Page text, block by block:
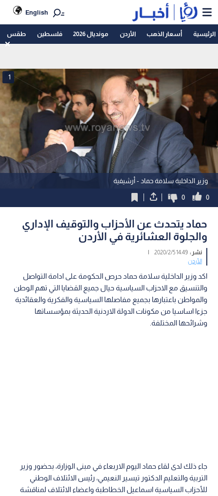
English
الرئيسية أسعار الذهب الأردن مونديال 2026 فلسطين طقس
وزير الداخلية سلامة حماد - أرشيفية
1
0
0
حماد يتحدث عن الأحزاب والتوقيف الإداري
والجلوة العشائرية في الأردن
نشر :14:49 2020/2/5
|
الأردن
اكد وزير الداخلية سلامة حماد حرص الحكومة على ادامة التواصل
والتنسيق مع الاحزاب السياسية حيال جميع القضايا التي تهم الوطن
والمواطن باعتبارها بجميع مفاصلها السياسية والفكرية والعقائدية
جزءا اساسيا من مكونات الدولة الاردنية الحديثة بمؤسساتها
وشرائحها المختلفة.
جاء ذلك لدى لقاء حماد اليوم الاربعاء في مبنى الوزارة، بحضور وزير
التربية والتعليم الدكتور تيسير النعيمي، رئيس الائتلاف الوطني
للأحزاب السياسية اسماعيل الخطاطبة واعضاء الائتلاف لمناقشة